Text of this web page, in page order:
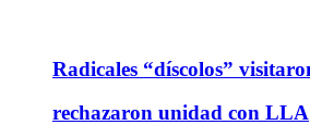
Radicales “díscolos”
rechazaron unidad con LLA